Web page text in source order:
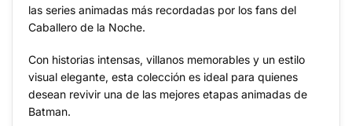
las series animadas más recordadas por los fans del
Caballero de la Noche.
Con historias intensas, villanos memorables y un estilo
visual elegante, esta colección es ideal para quienes
desean revivir una de las mejores etapas animadas de
Batman.